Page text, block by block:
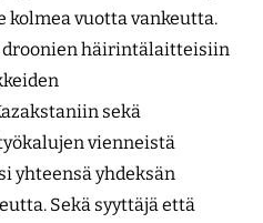
vuotta vankeutta.
droonien häirintälaitteisiin
sekä
vienneistä
yhteensä yhdeksän
Sekä syyttäjä että